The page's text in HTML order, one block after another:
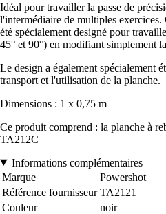
Idéal pour travailler la passe de
l'intermédiaire de multiples
été spécialement designé pour
45° et 90°) en modifiant simplement
Le design a également spécialement
transport et l'utilisation de la planche.
Dimensions : 1 x 0,75 m
Ce produit comprend : la planche à
TA212C
Informations complémentaires
Marque
Powershot
Référence fournisseur TA2121
Couleur
noir